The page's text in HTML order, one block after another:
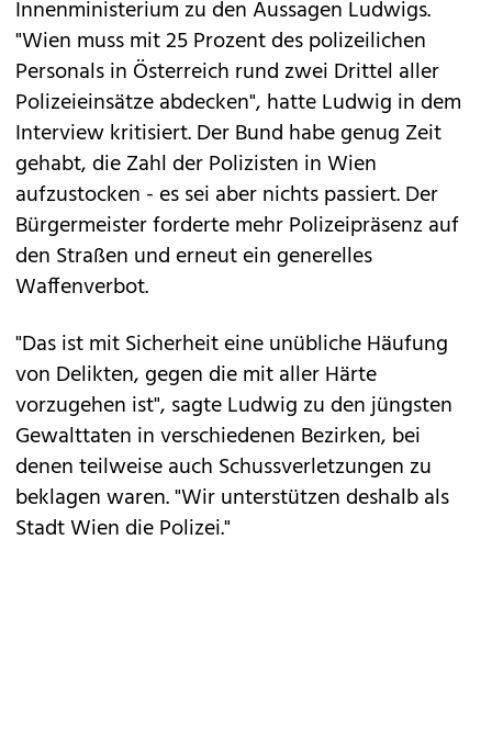
Innenministerium zu den Aussagen Ludwigs.
"Wien muss mit 25 Prozent des polizeilichen
Personals in Österreich rund zwei Drittel aller
Polizeieinsätze abdecken", hatte Ludwig in dem
Interview kritisiert. Der Bund habe genug Zeit
gehabt, die Zahl der Polizisten in Wien
aufzustocken - es sei aber nichts passiert. Der
Bürgermeister forderte mehr Polizeipräsenz auf
den Straßen und erneut ein generelles
Waffenverbot.
"Das ist mit Sicherheit eine unübliche Häufung
von Delikten, gegen die mit aller Härte
vorzugehen ist", sagte Ludwig zu den jüngsten
Gewalttaten in verschiedenen Bezirken, bei
denen teilweise auch Schussverletzungen zu
beklagen waren. "Wir unterstützen deshalb als
Stadt Wien die Polizei."